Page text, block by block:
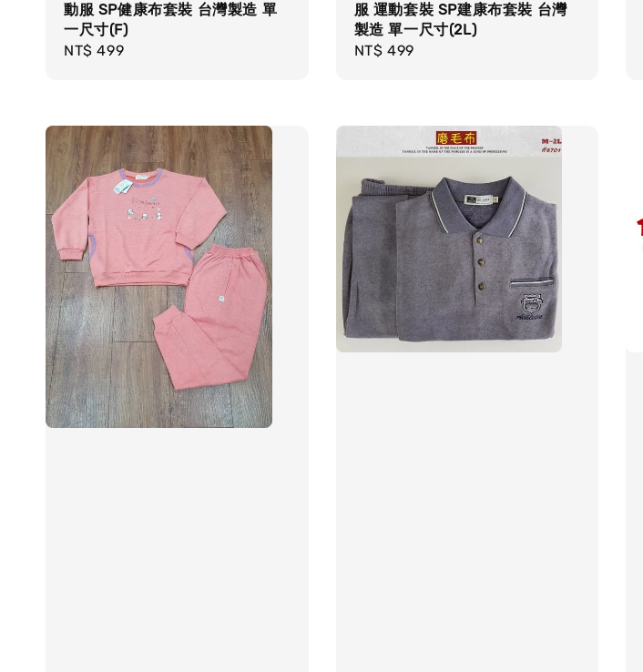
動服 SP健康布套裝 台灣製造 單
一尺寸(F)
Regular
NT$ 499
服 運動套裝 SP建康布套裝 台灣
製造 單一尺寸(2L)
Regular
NT$ 499